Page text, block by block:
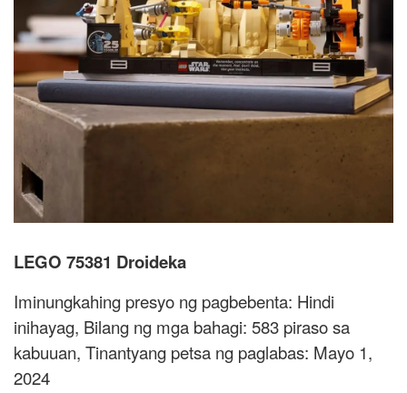
LEGO 75381 Droideka
Iminungkahing presyo ng pagbebenta: Hindi
inihayag, Bilang ng mga bahagi: 583 piraso sa
kabuuan, Tinantyang petsa ng paglabas: Mayo 1,
2024